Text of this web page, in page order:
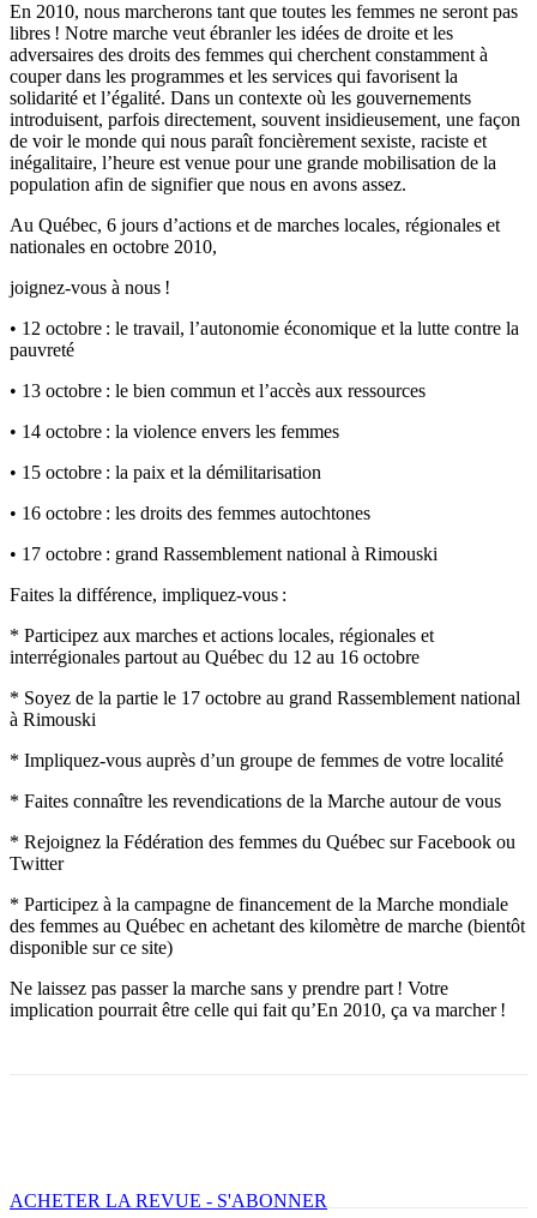
En 2010, nous marcherons tant que toutes les femmes ne seront pas
libres ! Notre marche veut ébranler les idées de droite et les
adversaires des droits des femmes qui cherchent constamment à
couper dans les programmes et les services qui favorisent la
solidarité et l’égalité. Dans un contexte où les gouvernements
introduisent, parfois directement, souvent insidieusement, une façon
de voir le monde qui nous paraît foncièrement sexiste, raciste et
inégalitaire, l’heure est venue pour une grande mobilisation de la
population afin de signifier que nous en avons assez.
Au Québec, 6 jours d’actions et de marches locales, régionales et
nationales en octobre 2010,
joignez-vous à nous !
• 12 octobre : le travail, l’autonomie économique et la lutte contre la
pauvreté
• 13 octobre : le bien commun et l’accès aux ressources
• 14 octobre : la violence envers les femmes
• 15 octobre : la paix et la démilitarisation
• 16 octobre : les droits des femmes autochtones
• 17 octobre : grand Rassemblement national à Rimouski
Faites la différence, impliquez-vous :
* Participez aux marches et actions locales, régionales et
interrégionales partout au Québec du 12 au 16 octobre
* Soyez de la partie le 17 octobre au grand Rassemblement national
à Rimouski
* Impliquez-vous auprès d’un groupe de femmes de votre localité
* Faites connaître les revendications de la Marche autour de vous
* Rejoignez la Fédération des femmes du Québec sur Facebook ou
Twitter
* Participez à la campagne de financement de la Marche mondiale
des femmes au Québec en achetant des kilomètre de marche (bientôt
disponible sur ce site)
Ne laissez pas passer la marche sans y prendre part ! Votre
implication pourrait être celle qui fait qu’En 2010, ça va marcher !
ACHETER LA REVUE - S'ABONNER